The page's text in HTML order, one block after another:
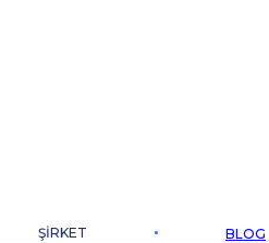
ŞIRKET BLOG